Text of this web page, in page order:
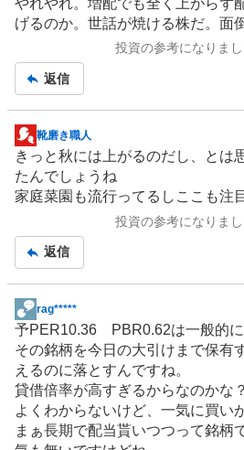
示
板
げるのか。世話が焼ける株だ。面
投資の参考になりまし
返信
掲
示
板
記
靴磨き職人
きっと秋には上がるのだし、とは
たんでしょうね
家庭菜園も流行ってるしここも注
投資の参考になりまし
返信
掲
示
板
記
事
rag*****
予PER10.36 PBR0.62は一般的に
その銘柄を今日の大引けまで保有
えるのに落とすんですね。
貸借倍率が高すぎるからなのかな？
よくわからないけど、一気に買い
まぁ長期で配当貰いつつって銘柄